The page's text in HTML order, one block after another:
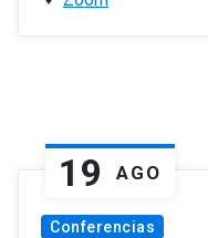
19 AGO
Conferencias